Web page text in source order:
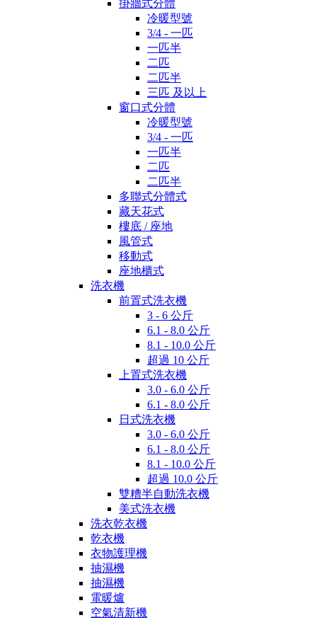
掛牆式分體
冷暖型號
3/4 - 一匹
一匹半
二匹
二匹半
三匹 及以上
窗口式分體
冷暖型號
3/4 - 一匹
一匹半
二匹
二匹半
多聯式分體式
藏天花式
樓底 / 座地
風管式
移動式
座地櫃式
洗衣機
前置式洗衣機
3 - 6 公斤
6.1 - 8.0 公斤
8.1 - 10.0 公斤
超過 10 公斤
上置式洗衣機
3.0 - 6.0 公斤
6.1 - 8.0 公斤
日式洗衣機
3.0 - 6.0 公斤
6.1 - 8.0 公斤
8.1 - 10.0 公斤
超過 10.0 公斤
雙糟半自動洗衣機
美式洗衣機
洗衣乾衣機
乾衣機
衣物護理機
抽濕機
抽濕機
電暖爐
空氣清新機